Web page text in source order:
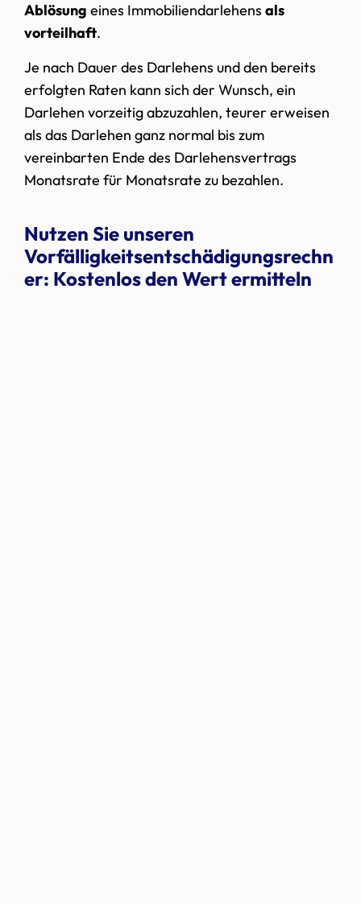
Ablösung eines Immobiliendarlehens als
vorteilhaft.
Je nach Dauer des Darlehens und den bereits
erfolgten Raten kann sich der Wunsch, ein
Darlehen vorzeitig abzuzahlen, teurer erweisen
als das Darlehen ganz normal bis zum
vereinbarten Ende des Darlehensvertrags
Monatsrate für Monatsrate zu bezahlen.
Nutzen Sie unseren
Vorfälligkeitsentschädigungsrechn
er: Kostenlos den Wert ermitteln